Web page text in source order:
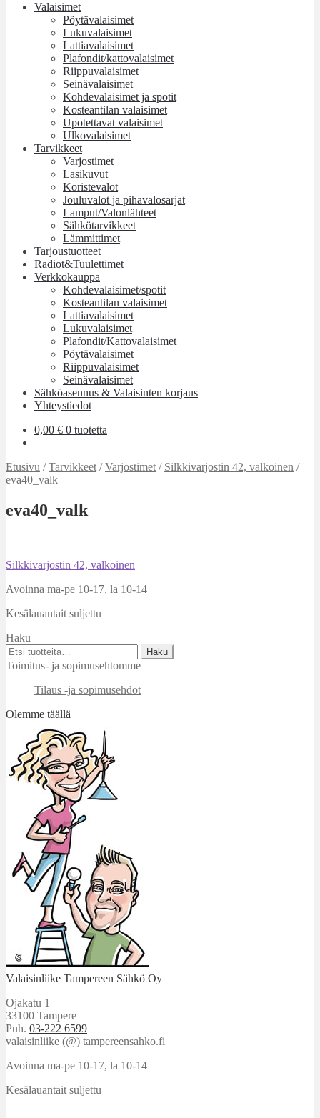
Valaisimet
Pöytävalaisimet
Lukuvalaisimet
Lattiavalaisimet
Plafondit/kattovalaisimet
Riippuvalaisimet
Seinävalaisimet
Kohdevalaisimet ja spotit
Kosteantilan valaisimet
Upotettavat valaisimet
Ulkovalaisimet
Tarvikkeet
Varjostimet
Lasikuvut
Koristevalot
Jouluvalot ja pihavalosarjat
Lamput/Valonlähteet
Sähkötarvikkeet
Lämmittimet
Tarjoustuotteet
Radiot&Tuulettimet
Verkkokauppa
Kohdevalaisimet/spotit
Kosteantilan valaisimet
Lattiavalaisimet
Lukuvalaisimet
Plafondit/Kattovalaisimet
Pöytävalaisimet
Riippuvalaisimet
Seinävalaisimet
Sähköasennus & Valaisinten korjaus
Yhteystiedot
0,00 € 0 tuotetta
Etusivu /Tarvikkeet /Varjostimet / Silkkivarjostin 42, valkoinen /
eva40_valk
eva40_valk
Artikkelien
selaus
Edellinen
Silkkivarjostin 42, valkoinen
Avoinna ma-pe 10-17, la 10-14
Kesälauantait suljettu
Haku
Etsi:
Haku
Toimitus- ja sopimusehtomme
Tilaus -ja sopimusehdot
Olemme täällä
Valaisinliike Tampereen Sähkö Oy
Ojakatu 1
33100 Tampere
Puh. 03-222 6599
valaisinliike (@) tampereensahko.fi
Avoinna ma-pe 10-17, la 10-14
Kesälauantait suljettu